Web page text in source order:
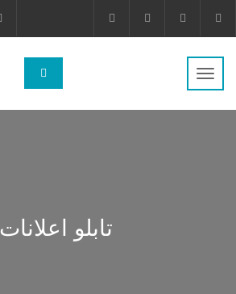
تغییر
ناوبری
تابلو اعلانات